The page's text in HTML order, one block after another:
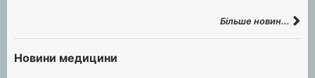
Більше новин...
Новини медицини